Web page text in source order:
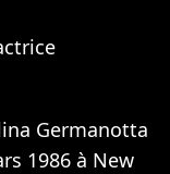
Germanotta
1986 à New